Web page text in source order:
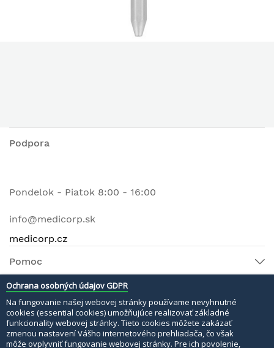
Podpora
Pondelok - Piatok 8:00 - 16:00
info@medicorp.sk
medicorp.cz
Pomoc
© 2022 MEDI MATERI s.r.o. Všetky práva vyhradené.
Bezpečné platby:
Ochrana osobných údajov GDPR
Na fungovanie našej webovej stránky používame nevyhnutné
cookies (essential cookies) umožňujúce realizovať základné
funkcionality webovej stránky. Tieto cookies môžete zakázať
zmenou nastavení Vášho internetového prehliadača, čo však
môže ovplyvniť fungovanie webovej stránky. Pre ich povolenie,